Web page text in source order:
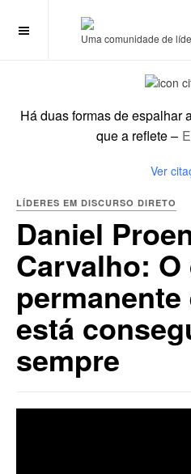
Uma comunidade de
Há duas formas de espalhar
que a reflete–
Ver
LÍDERES EM DISCURSO DIRETO
Daniel
Carvalho:
permanente
está
sempre